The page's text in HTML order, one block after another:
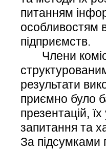
питанням
особливостям
підприємств.
Члени
результати
приємно було
презентацій,
запитання та
За підсумками